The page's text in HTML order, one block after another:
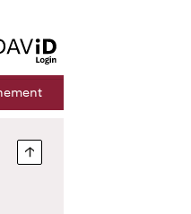
Nach oben springen